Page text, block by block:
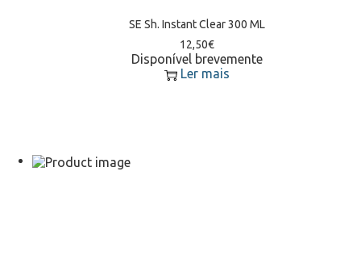
SE Sh. Instant Clear 300 ML
12,50€
Disponível brevemente
Ler mais